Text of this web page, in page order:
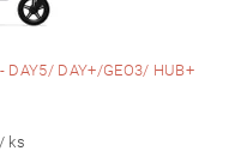
DAY5/ DAY+/GEO3/ HUB+
/ ks